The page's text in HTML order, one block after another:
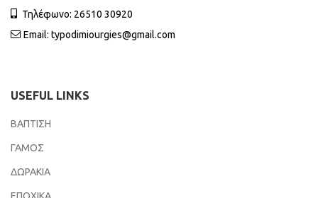
Τηλέφωνο: 26510 30920
Email: typodimiourgies@gmail.com
USEFUL LINKS
ΒΑΠΤΙΣΗ
ΓΑΜΟΣ
ΔΩΡΑΚΙΑ
ΕΠΟΧΙΚΑ